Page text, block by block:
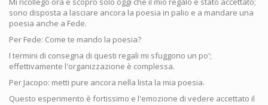
sono disposta a lasciare ancora la poesia in palio e a mandare una
poesia anche a Fede.
Per Fede: Come te mando la poesia?
I termini di consegna di questi regali mi sfuggono un po';
effettivamente l'organizzazione è complessa.
Per Jacopo: metti pure ancora nella lista la mia poesia.
Questo esperimento è fortissimo e l'emozione di vedere accettato il